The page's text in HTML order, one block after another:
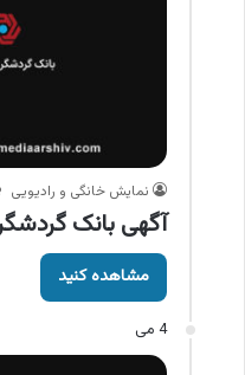
نمایش خانگی و رادیویی
آگهی بانک
مشاهده کنید
4 می